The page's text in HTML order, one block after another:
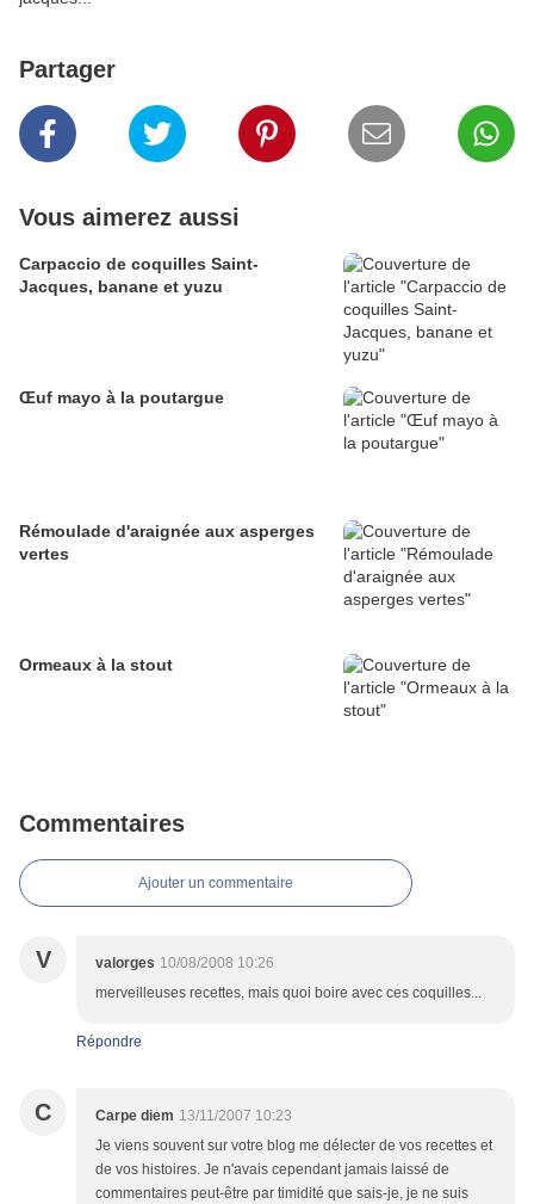
Partager
Vous aimerez aussi
Carpaccio de coquilles Saint-
Jacques, banane et yuzu
Œuf mayo à la poutargue
Rémoulade d'araignée aux asperges
vertes
Ormeaux à la stout
Commentaires
Ajouter un commentaire
V valorges 10/08/2008 10:26
merveilleuses recettes, mais quoi boire avec ces coquilles...
Répondre
C Carpe diem 13/11/2007 10:23
Je viens souvent sur votre blog me délecter de vos recettes et
de vos histoires. Je n'avais cependant jamais laissé de
commentaires peut-être par timidité que sais-je, je ne suis